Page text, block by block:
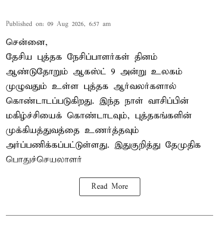
Published on: 09 Aug 2026, 6:57 am
சென்னை,
தேசிய புத்தக நேசிப்பாளர்கள் தினம்
ஆண்டுதோறும் ஆகஸ்ட் 9 அன்று உலகம்
முழுவதும் உள்ள புத்தக ஆர்வலர்களால்
கொண்டாடப்படுகிறது. இந்த நாள் வாசிப்பின்
மகிழ்ச்சியைக் கொண்டாடவும், புத்தகங்களின்
முக்கியத்துவத்தை உணர்த்தவும்
அர்ப்பணிக்கப்பட்டுள்ளது. இதுகுறித்து தேமுதிக
பொதுச்செயலாளர்
Read More